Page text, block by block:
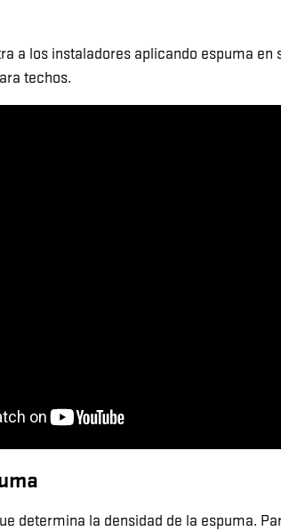
a los instaladores aplicando espuma en
techos.
determina la densidad de la espuma.